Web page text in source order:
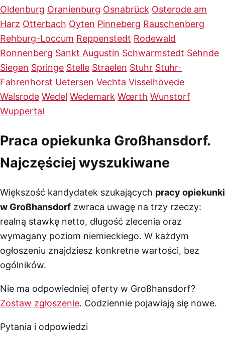
Oldenburg Oranienburg Osnabrück Osterode am
Harz Otterbach Oyten Pinneberg Rauschenberg
Rehburg-Loccum Reppenstedt Rodewald
Ronnenberg Sankt Augustin Schwarmstedt Sehnde
Siegen Springe Stelle Straelen Stuhr Stuhr-
Fahrenhorst Uetersen Vechta Visselhövede
Walsrode Wedel Wedemark Wœrth Wunstorf
Wuppertal
Praca opiekunka Großhansdorf.
Najczęściej wyszukiwane
Większość kandydatek szukających pracy opiekunki
w Großhansdorf zwraca uwagę na trzy rzeczy:
realną stawkę netto, długość zlecenia oraz
wymagany poziom niemieckiego. W każdym
ogłoszeniu znajdziesz konkretne wartości, bez
ogólników.
Nie ma odpowiedniej oferty w Großhansdorf?
Zostaw zgłoszenie. Codziennie pojawiają się nowe.
Pytania i odpowiedzi